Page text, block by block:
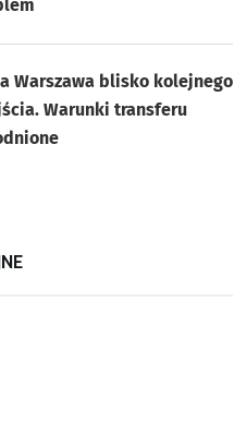
Warszawa blisko kolejnego
Warunki transferu